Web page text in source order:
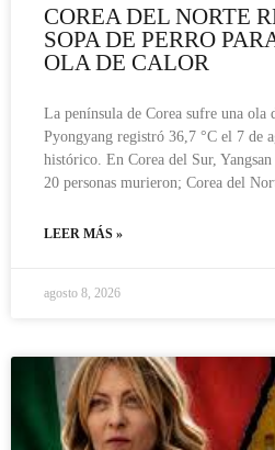
COREA DEL NORTE
SOPA DE PERRO
OLA DE CALOR
La península de Corea sufre una ola
Pyongyang registró 36,7 °C el 7 de
histórico. En Corea del Sur,
20 personas murieron; Corea del
LEER MÁS »
agosto 8, 2026